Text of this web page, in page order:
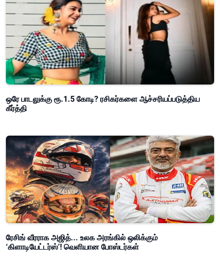
ஒரே பாடலுக்கு ரூ.1.5 கோடி? ரசிகர்களை ஆச்சரியப்படுத்திய
கீர்த்தி
ரேசிங் வீரராக அஜித்... உலக அரங்கில் ஒலிக்கும்
‘கிளாடியேட்டர்ஸ்’! வெளியான போஸ்டர்கள்